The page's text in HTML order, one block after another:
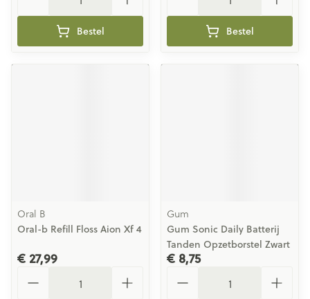
Bestel Bestel
Oral B
Oral-b Refill Floss Aion Xf 4
€ 27,99
Gum
Gum Sonic Daily Batterij
Tanden Opzetborstel Zwart
€ 8,75